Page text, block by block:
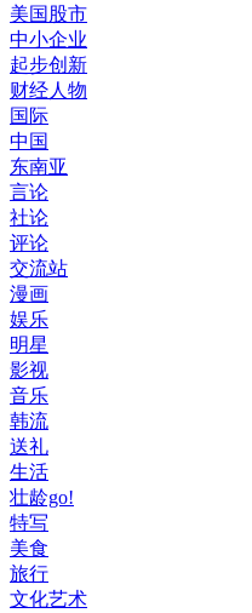
美国股市
中小企业
起步创新
财经人物
国际
中国
东南亚
言论
社论
评论
交流站
漫画
娱乐
明星
影视
音乐
韩流
送礼
生活
壮龄go!
特写
美食
旅行
文化艺术